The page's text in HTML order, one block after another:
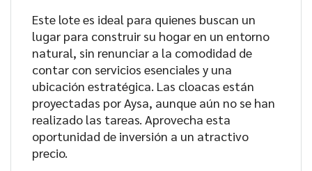
Este lote es ideal para quienes buscan un
lugar para construir su hogar en un entorno
natural, sin renunciar a la comodidad de
contar con servicios esenciales y una
ubicación estratégica. Las cloacas están
proyectadas por Aysa, aunque aún no se han
realizado las tareas. Aprovecha esta
oportunidad de inversión a un atractivo
precio.